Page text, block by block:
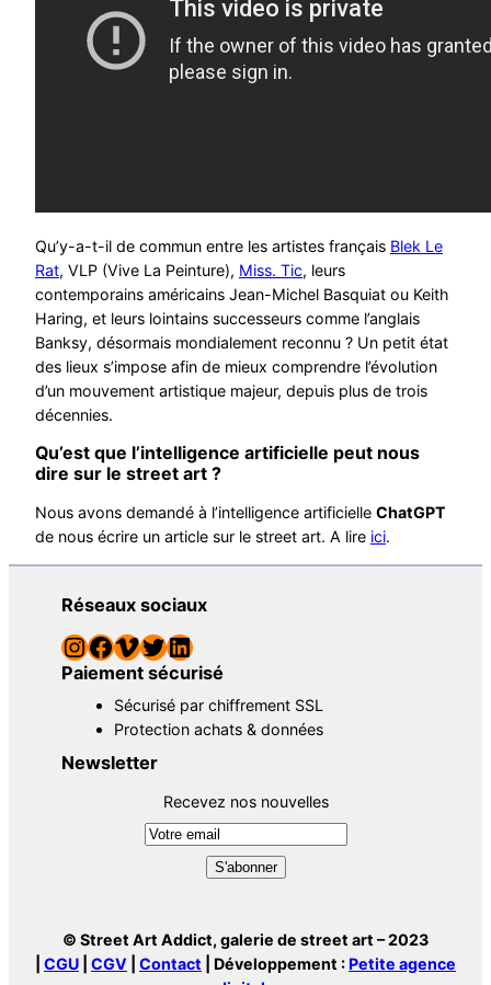
Qu’y-a-t-il de commun entre les artistes français Blek Le
Rat, VLP (Vive La Peinture), Miss. Tic, leurs
contemporains américains Jean-Michel Basquiat ou Keith
Haring, et leurs lointains successeurs comme l’anglais
Banksy, désormais mondialement reconnu ? Un petit état
des lieux s’impose afin de mieux comprendre l’évolution
d’un mouvement artistique majeur, depuis plus de trois
décennies.
Qu’est que l’intelligence artificielle peut nous
dire sur le street art ?
Nous avons demandé à l’intelligence artificielle ChatGPT
de nous écrire un article sur le street art. A lire ici.
Réseaux sociaux
InstagramFacebook Vimeo Twitter LinkedIn
Paiement sécurisé
Sécurisé par chiffrement SSL
Protection achats & données
Newsletter
Recevez nos nouvelles
© Street Art Addict, galerie de street art – 2023
CGU CGV Contact | Développement :Petite agence